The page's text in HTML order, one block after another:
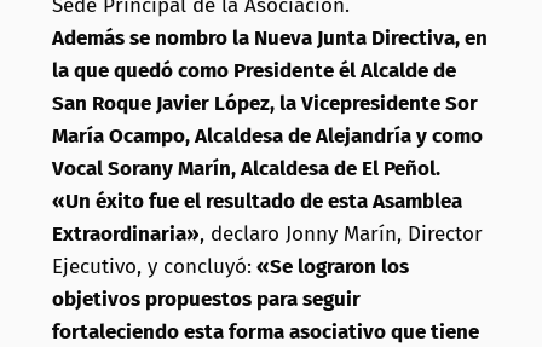
Sede Principal de la Asociación.
Además se nombro la Nueva Junta Directiva, en
la que quedó como Presidente él Alcalde de
San Roque Javier López, la Vicepresidente Sor
María Ocampo, Alcaldesa de Alejandría y como
Vocal Sorany Marín, Alcaldesa de El Peñol.
«Un éxito fue el resultado de esta Asamblea
Extraordinaria», declaro Jonny Marín, Director
Ejecutivo, y concluyó:«Se lograron los
objetivos propuestos para seguir
fortaleciendo esta forma asociativo que tiene